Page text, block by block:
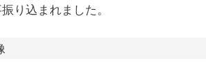
り込まれました。